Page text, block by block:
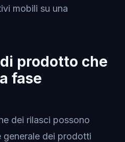
mobili su una
prodotto che
fase
dei rilasci possono
generale dei prodotti